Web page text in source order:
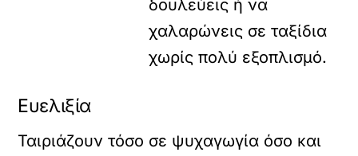
δουλεύεις ή να
χαλαρώνεις σε ταξίδια
χωρίς πολύ εξοπλισμό.
Ευελιξία
Ταιριάζουν τόσο σε ψυχαγωγία όσο και